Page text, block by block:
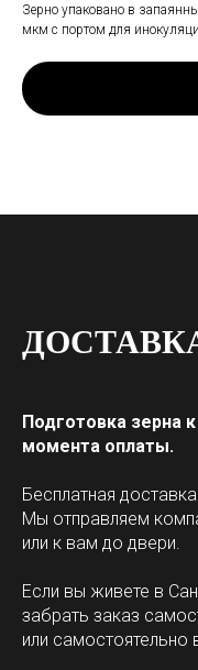
Зерно упаковано в
мкм с портом для
Подготовка зерна
момента оплаты.
Бесплатная
Мы отправляем
или к вам до двери.
Если вы живете в
забрать заказ
или самостоятельно